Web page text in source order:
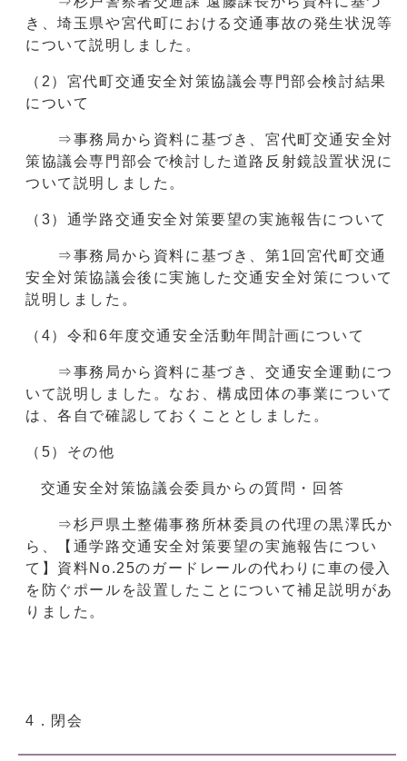
き、埼玉県や宮代町における交通事故の発生状況等
について説明しました。
（2）宮代町交通安全対策協議会専門部会検討結果
について
⇒事務局から資料に基づき、宮代町交通安全対
策協議会専門部会で検討した道路反射鏡設置状況に
ついて説明しました。
（3）通学路交通安全対策要望の実施報告について
⇒事務局から資料に基づき、第1回宮代町交通
安全対策協議会後に実施した交通安全対策について
説明しました。
（4）令和6年度交通安全活動年間計画について
⇒事務局から資料に基づき、交通安全運動につ
いて説明しました。なお、構成団体の事業について
は、各自で確認しておくこととしました。
（5）その他
交通安全対策協議会委員からの質問・回答
⇒杉戸県土整備事務所林委員の代理の黒澤氏か
ら、【通学路交通安全対策要望の実施報告につい
て】資料No.25のガードレールの代わりに車の侵入
を防ぐポールを設置したことについて補足説明があ
りました。
4．閉会